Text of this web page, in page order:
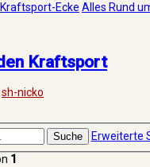
Kraftsport-Ecke Alles Rund
Kraftsport
sh-nicko
Suche
Erweiterte
1